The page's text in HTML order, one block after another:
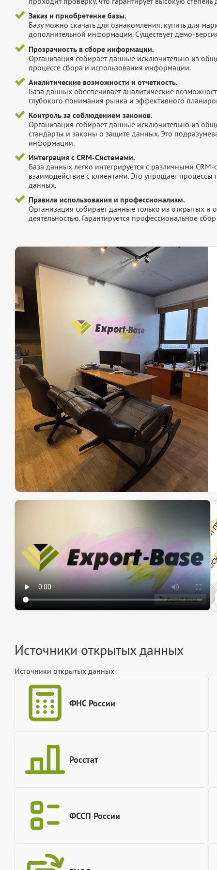
Заказ и приобретение базы.
Базу можно скачать для ознакомления, купить для
дополнительной информации. Существует демо-
Прозрачность в сборе информации.
Организация собирает данные исключительно из
процессе сбора и использования информации.
Аналитические возможности и отчетность.
База данных обеспечивает аналитические
глубокого понимания рынка и эффективного
Контроль за соблюдением законов.
Организация собирает данные исключительно из
стандарты и законы о защите данных. Это
информации.
Интеграция с CRM-Системами.
База данных легко интегрируется с различными
взаимодействие с клиентами. Это упрощает
данных.
Правила использования и профессионализм.
Организация собирает данные только из открытых и
деятельностью. Гарантируется профессиональное
Источники открытых данных
Источники открытых данных
ФНС России
Росстат
ФССП России